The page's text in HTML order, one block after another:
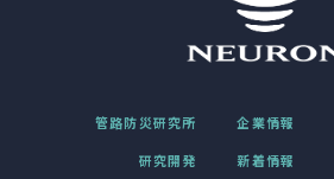
管路防災研究所 企業情報
研究開発 新着情報